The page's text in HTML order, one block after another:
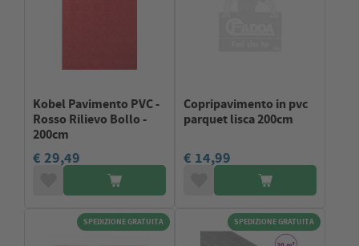
Kobel Pavimento PVC -
Rosso Rilievo Bollo -
200cm
€ 29,49
Copripavimento in pvc
parquet lisca 200cm
€ 14,99
SPEDIZIONE GRATUITA SPEDIZIONE GRATUITA